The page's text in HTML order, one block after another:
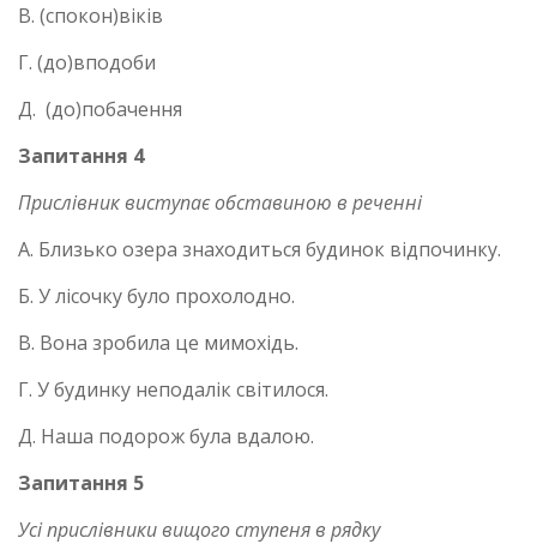
В. (спокон)віків
Г. (до)вподоби
Д. (до)побачення
Запитання 4
Прислівник виступає обставиною в реченні
А. Близько озера знаходиться будинок відпочинку.
Б. У лісочку було прохолодно.
В. Вона зробила це мимохідь.
Г. У будинку неподалік світилося.
Д. Наша подорож була вдалою.
Запитання 5
Усі прислівники вищого ступеня в рядку